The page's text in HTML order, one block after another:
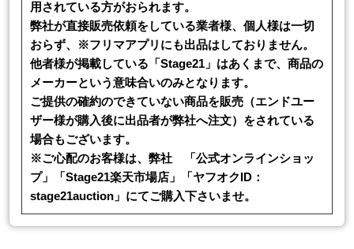
用されている方がおられます。
弊社が直接販売依頼をしている業者様、個人様は一切
おらず、※フリマアプリにも出品はしておりません。
他者様が掲載している「Stage21」はあくまで、商品の
メーカーという意味合いのみとなります。
ご提供の確約のできていない商品を販売（エンドユー
ザー様が購入後に出品者が弊社へ注文）をされている
場合もございます。
※ご心配のお客様は、弊社 「公式オンラインショッ
プ」「Stage21楽天市場店」「ヤフオクID：
stage21auction」にてご購入下さいませ。